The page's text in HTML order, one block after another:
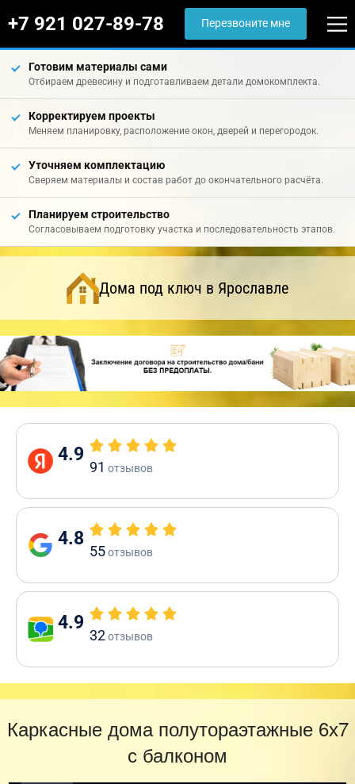
+7 921 027-89-78 Перезвоните мне
Готовим материалы сами
Отбираем древесину и подготавливаем детали домокомплекта.
Корректируем проекты
Меняем планировку, расположение окон, дверей и перегородок.
Уточняем комплектацию
Сверяем материалы и состав работ до окончательного расчёта.
Планируем строительство
Согласовываем подготовку участка и последовательность этапов.
Дома под ключ в Ярославле
4.9
91 отзывов
4.8
55отзывов
4.9
32отзывов
Каркасные дома полутораэтажные 6х7
с балконом